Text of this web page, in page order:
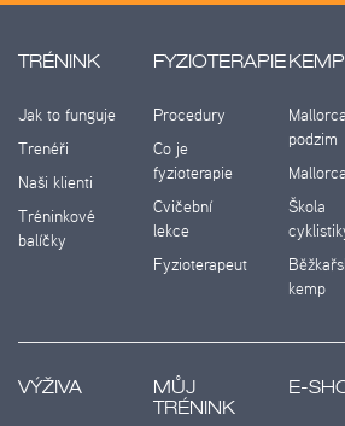
TRÉNINK
Jak to funguje
Trenéři
Naši klienti
Tréninkové
balíčky
FYZIOTERAPIE
Procedury
Co je
fyzioterapie
Cvičební
lekce
Fyzioterapeut
Mallorca
podzim
Škola
kemp
VÝŽIVA
MŮJ
TRÉNINK
E-